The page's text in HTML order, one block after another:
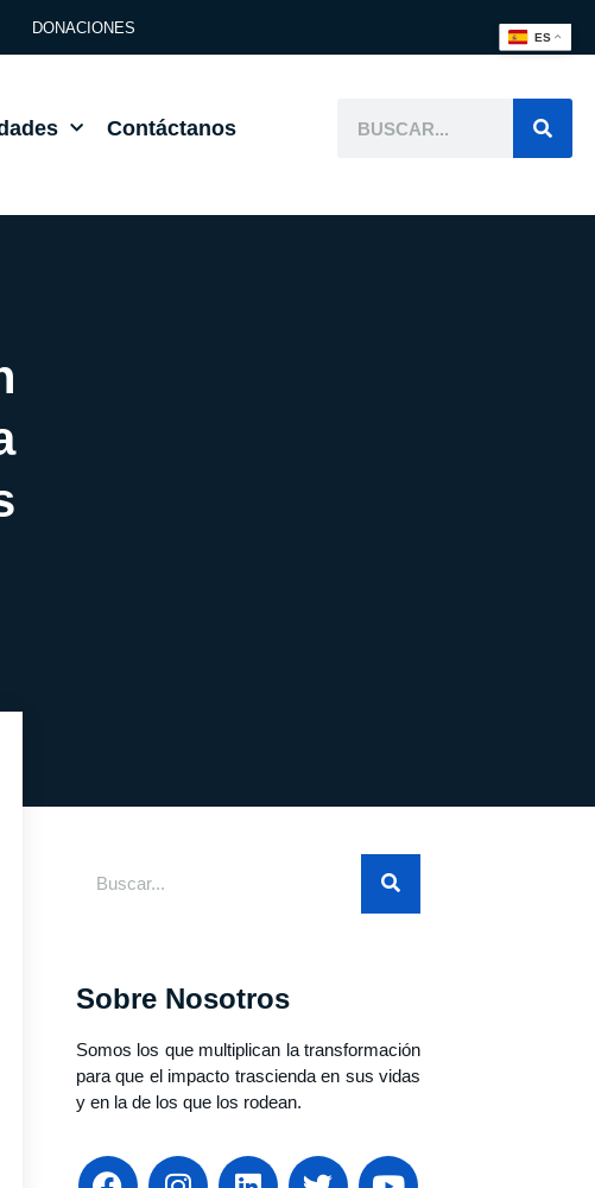
DONACIONES
Contáctanos
Sobre Nosotros
Somos los que multiplican la transformación
para que el impacto trascienda en sus vidas
y en la de los que los rodean.
ES